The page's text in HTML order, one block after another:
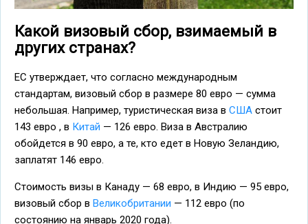
Какой визовый сбор, взимаемый в
других странах?
ЕС утверждает, что согласно международным
стандартам, визовый сбор в размере 80 евро — сумма
небольшая. Например, туристическая виза в США стоит
143 евро , в Китай — 126 евро. Виза в Австралию
обойдется в 90 евро, а те, кто едет в Новую Зеландию,
заплатят 146 евро.
Стоимость визы в Канаду — 68 евро, в Индию — 95 евро,
визовый сбор в Великобритании — 112 евро (по
состоянию на январь 2020 года).